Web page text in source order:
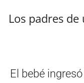
Los padres
El bebé